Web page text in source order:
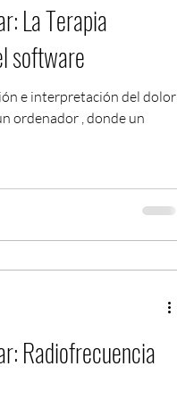
La Terapia
software
e interpretación del dolor
ordenador , donde un
Radiofrecuencia